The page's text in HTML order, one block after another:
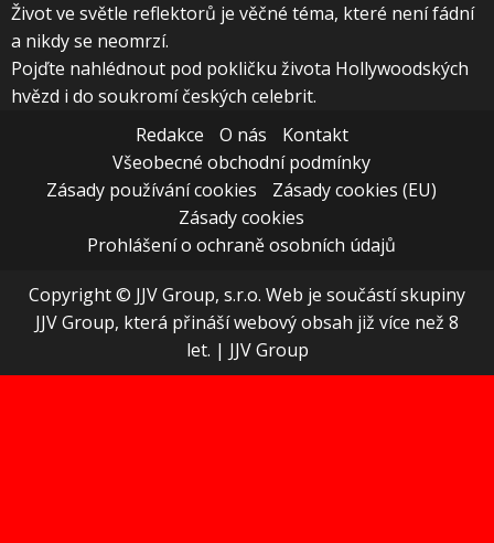
Život ve světle reflektorů je věčné téma, které není fádní
a nikdy se neomrzí.
Pojďte nahlédnout pod pokličku života Hollywoodských
hvězd i do soukromí českých celebrit.
Redakce
O nás
Kontakt
Všeobecné obchodní podmínky
Zásady používání cookies
Zásady cookies (EU)
Zásady cookies
Prohlášení o ochraně osobních údajů
Copyright © JJV Group, s.r.o. Web je součástí skupiny
JJV Group, která přináší webový obsah již více než 8
let. | JJV Group